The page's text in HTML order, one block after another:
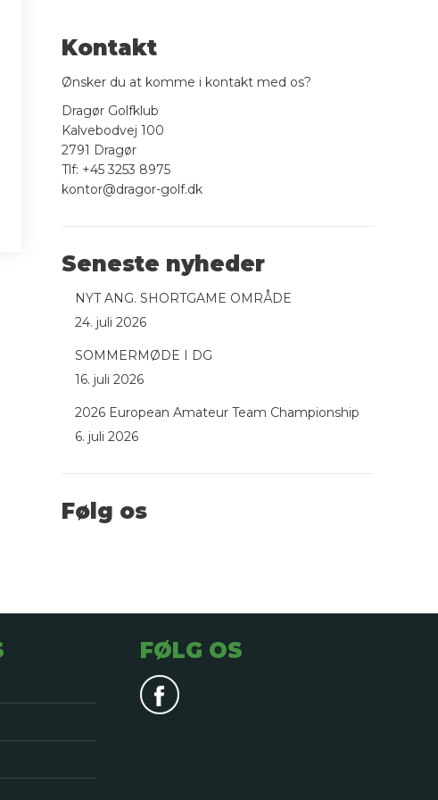
Kontakt
Ønsker du at komme i kontakt med os?
Dragør Golfklub
Kalvebodvej 100
2791 Dragør
Tlf: +45 3253 8975
kontor@dragor-golf.dk
Seneste nyheder
NYT ANG. SHORTGAME OMRÅDE
24. juli 2026
SOMMERMØDE I DG
16. juli 2026
2026 European Amateur Team Championship
6. juli 2026
Følg os
FØLG OS